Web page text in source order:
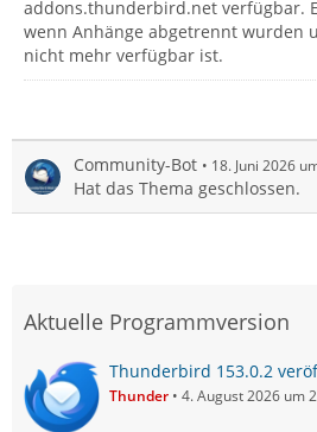
addons.thunderbird.net verfügbar.
wenn Anhänge abgetrennt wurden
nicht mehr verfügbar ist.
Community-Bot 18. Juni 2026
Hat das Thema geschlossen.
Aktuelle Programmversion
Thunderbird 153.0.2
Thunder 4. August 2026 um